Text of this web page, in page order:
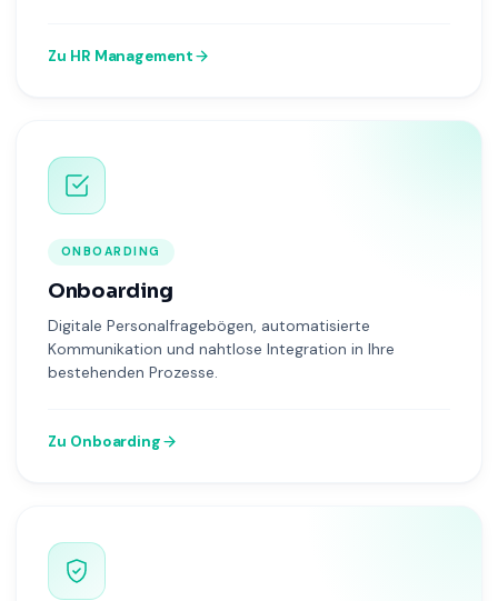
Zu HR Management
ONBOARDING
Onboarding
Digitale Personalfragebögen, automatisierte
Kommunikation und nahtlose Integration in Ihre
bestehenden Prozesse.
Zu Onboarding